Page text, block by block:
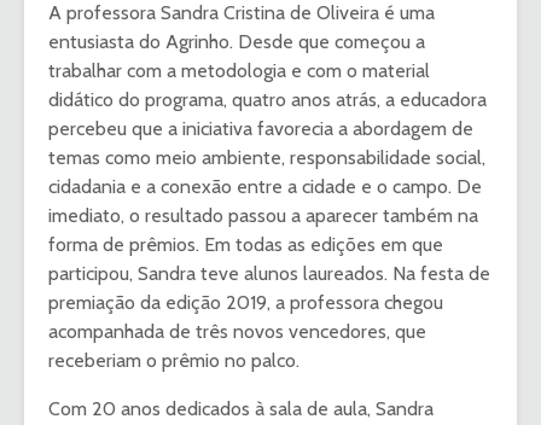
A professora Sandra Cristina de Oliveira é uma
entusiasta do Agrinho. Desde que começou a
trabalhar com a metodologia e com o material
didático do programa, quatro anos atrás, a educadora
percebeu que a iniciativa favorecia a abordagem de
temas como meio ambiente, responsabilidade social,
cidadania e a conexão entre a cidade e o campo. De
imediato, o resultado passou a aparecer também na
forma de prêmios. Em todas as edições em que
participou, Sandra teve alunos laureados. Na festa de
premiação da edição 2019, a professora chegou
acompanhada de três novos vencedores, que
receberiam o prêmio no palco.
Com 20 anos dedicados à sala de aula, Sandra